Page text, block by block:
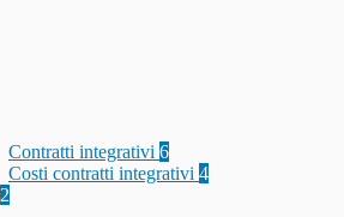
Contratti integrativi 6
Costi contratti integrativi 4
2